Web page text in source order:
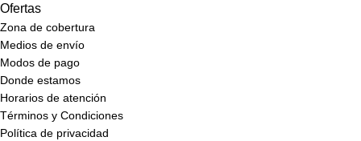
Ofertas
Zona de cobertura
Medios de envío
Modos de pago
Donde estamos
Horarios de atención
Términos y Condiciones
Política de privacidad